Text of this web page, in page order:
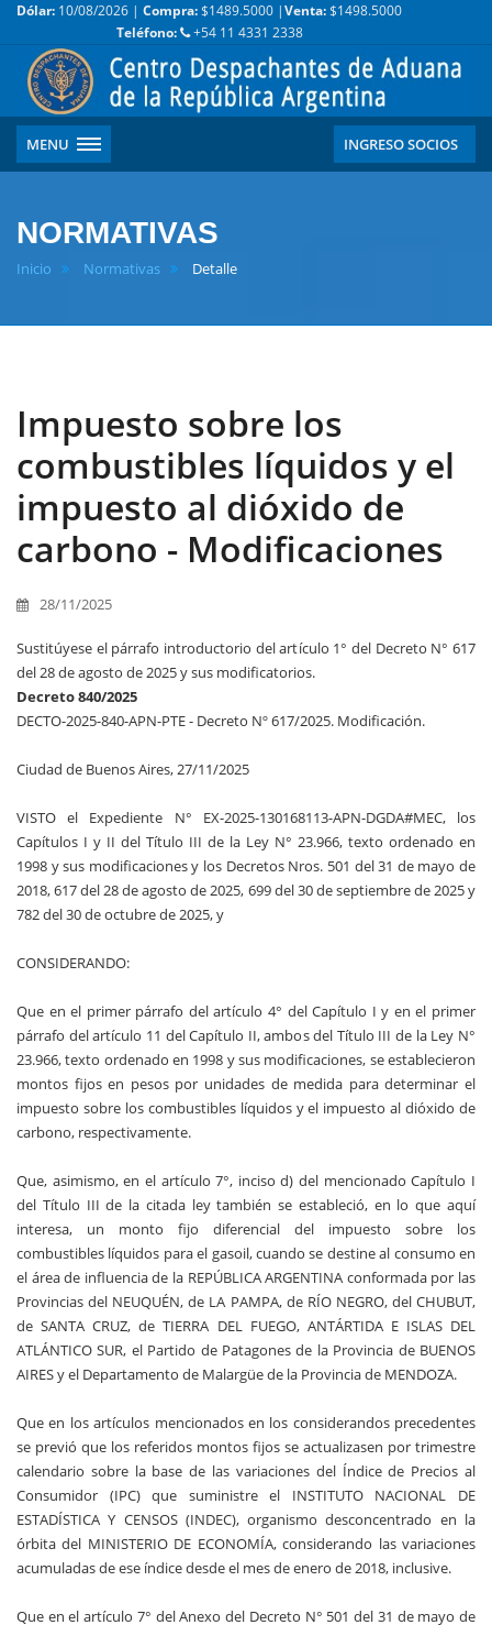
Dólar: 10/08/2026 | Compra:$1489.5000 |Venta:$1498.5000
Teléfono:
+54 11 4331 2338
MENU INGRESO SOCIOS
NORMATIVAS
Inicio Normativas Detalle
Impuesto sobre los
combustibles líquidos y el
impuesto al dióxido de
carbono - Modificaciones
28/11/2025
Sustitúyese el párrafo introductorio del artículo 1° del Decreto N° 617
del 28 de agosto de 2025 y sus modificatorios.
Decreto 840/2025
DECTO-2025-840-APN-PTE - Decreto Nº 617/2025. Modificación.
Ciudad de Buenos Aires, 27/11/2025
VISTO el Expediente N° EX-2025-130168113-APN-DGDA#MEC, los
Capítulos I y II del Título III de la Ley N° 23.966, texto ordenado en
1998 y sus modificaciones y los Decretos Nros. 501 del 31 de mayo de
2018, 617 del 28 de agosto de 2025, 699 del 30 de septiembre de 2025 y
782 del 30 de octubre de 2025, y
CONSIDERANDO:
Que en el primer párrafo del artículo 4° del Capítulo I y en el primer
párrafo del artículo 11 del Capítulo II, ambos del Título III de la Ley N°
23.966, texto ordenado en 1998 y sus modificaciones, se establecieron
montos fijos en pesos por unidades de medida para determinar el
impuesto sobre los combustibles líquidos y el impuesto al dióxido de
carbono, respectivamente.
Que, asimismo, en el artículo 7°, inciso d) del mencionado Capítulo I
del Título III de la citada ley también se estableció, en lo que aquí
interesa, un monto fijo diferencial del impuesto sobre los
combustibles líquidos para el gasoil, cuando se destine al consumo en
el área de influencia de la REPÚBLICA ARGENTINA conformada por las
Provincias del NEUQUÉN, de LA PAMPA, de RÍO NEGRO, del CHUBUT,
de SANTA CRUZ, de TIERRA DEL FUEGO, ANTÁRTIDA E ISLAS DEL
ATLÁNTICO SUR, el Partido de Patagones de la Provincia de BUENOS
AIRES y el Departamento de Malargüe de la Provincia de MENDOZA.
Que en los artículos mencionados en los considerandos precedentes
se previó que los referidos montos fijos se actualizasen por trimestre
calendario sobre la base de las variaciones del Índice de Precios al
Consumidor (IPC) que suministre el INSTITUTO NACIONAL DE
ESTADÍSTICA Y CENSOS (INDEC), organismo desconcentrado en la
órbita del MINISTERIO DE ECONOMÍA, considerando las variaciones
acumuladas de ese índice desde el mes de enero de 2018, inclusive.
Que en el artículo 7° del Anexo del Decreto N° 501 del 31 de mayo de